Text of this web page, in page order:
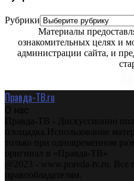
Рубрики
Материалы
ознакомительных целях и
администрации сайта, и
Правда-ТВ.ru
О нас
Правда-ТВ - Дискуссионно
площадка.Использование
только при одновременном
оригинал в «Правда-ТВ»
@2023 - www.pravda-tv.ru. Все
правообладателям.